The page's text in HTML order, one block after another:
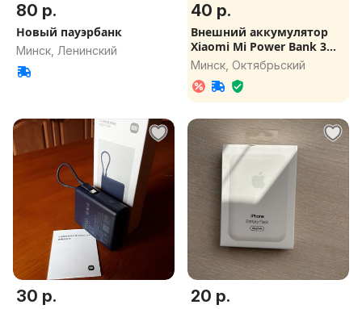
80 р.
Новый пауэрбанк
Минск, Ленинский
40 р.
Внешний аккумулятор
Xiaomi Mi Power Bank 3
10000mA
Минск, Октябрьский
30 р. 20 р.